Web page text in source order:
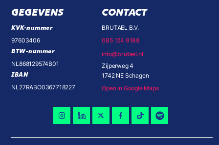
GEGEVENS
KVK-nummer
97603406
BTW-nummer
NL868129574B01
IBAN
NL27RABO0367718227
CONTACT
BRUTAEL B.V.
085 124 9188
info@brutael.nl
Zijperweg 4
1742 NE Schagen
Open in Google Maps